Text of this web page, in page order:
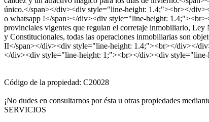
único.</span></div><div style="line-height: 1.4;"><br></
o whatsapp !</span></div><div style="line-height:
provinciales vigentes que regulan el corretaje inmobiliario,
y Constitucionales, todas las operaciones inmobiliarias son
II</span></div><div style="line-height: 1.4;"><br></div></
</div><div style="line-height: 1;"><br></div><div
Código de la propiedad: C20028
¡No dudes en consultarnos por ésta u otras propiedades
SERVICIOS